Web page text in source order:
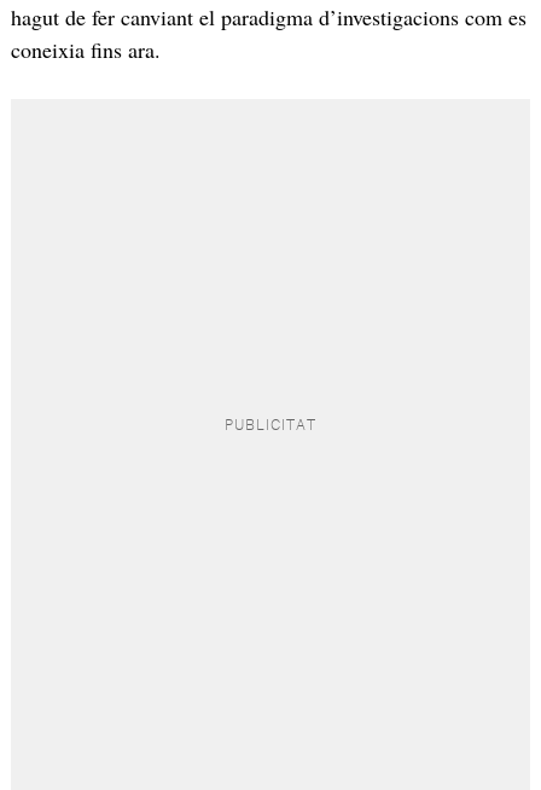
hagut de fer canviant el paradigma d’investigacions com es
coneixia fins ara.